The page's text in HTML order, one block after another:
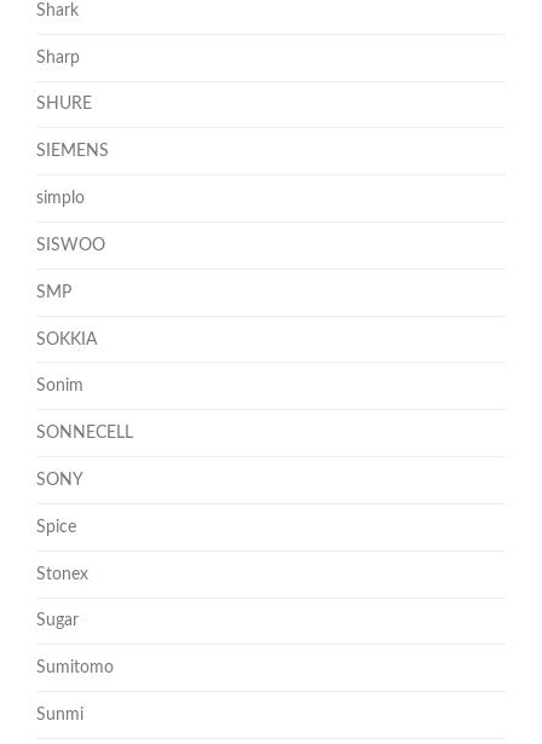
Shark
Sharp
SHURE
SIEMENS
simplo
SISWOO
SMP
SOKKIA
Sonim
SONNECELL
SONY
Spice
Stonex
Sugar
Sumitomo
Sunmi